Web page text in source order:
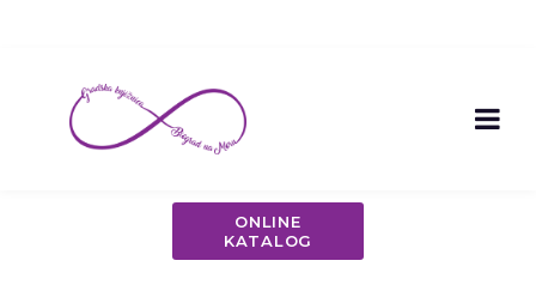
ONLINE
KATALOG